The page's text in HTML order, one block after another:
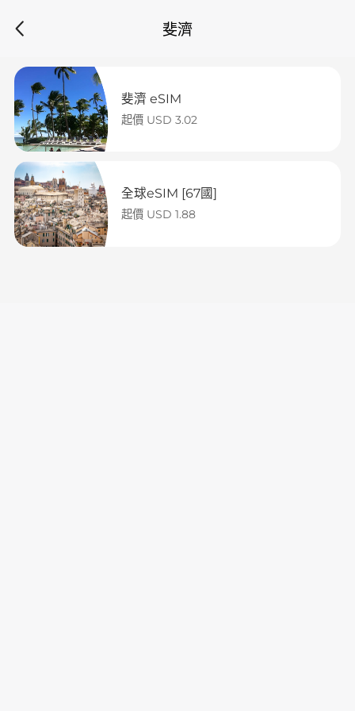
斐濟
斐濟 eSIM
起價 USD 3.02
全球eSIM [67國]
起價 USD 1.88